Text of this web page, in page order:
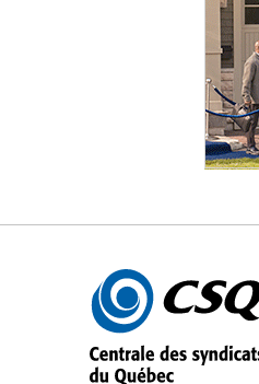
Autres
informations